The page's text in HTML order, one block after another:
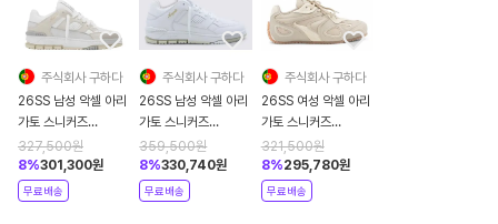
주식회사 구하다
26SS 남성 악셀 아리
가토 스니커즈
F1078004
CREMINOWHITE
327,500원
8%301,300원
무료배송
주식회사 구하다
26SS 남성 악셀 아리
가토 스니커즈
F1571001 WHITE
BEIGE
359,500원
8%330,740원
무료배송
주식회사 구하다
26SS 여성 악셀 아리
가토 스니커즈
F3925003TAN
TAN GUM
321,500원
8%295,780원
무료배송